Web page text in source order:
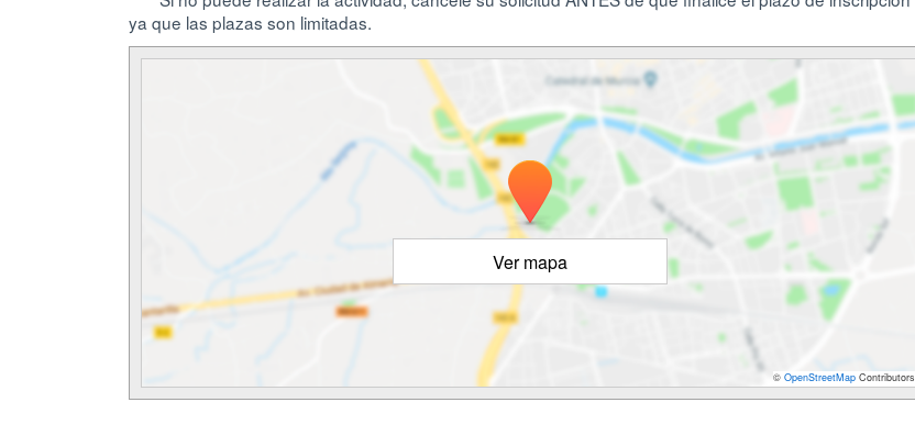
ya que las plazas son limitadas.
Ver mapa
© OpenStreetMap Contributors